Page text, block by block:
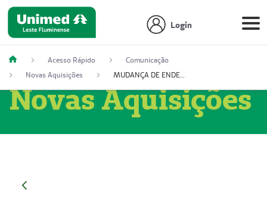
Login
Acesso Rápido
Comunicação
Novas Aquisições
MUDANÇA DE ENDEREÇO - DIAGITAB SERVIÇOS MÉDICOS LTDA (54003267-5)
Novas Aquisições